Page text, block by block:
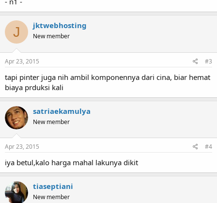
J jktwebhosting
New member
Apr 23, 2015 #3
tapi pinter juga nih ambil komponennya dari cina, biar hemat
biaya prduksi kali
satriaekamulya
New member
Apr 23, 2015 #4
iya betul,kalo harga mahal lakunya dikit
tiaseptiani
New member